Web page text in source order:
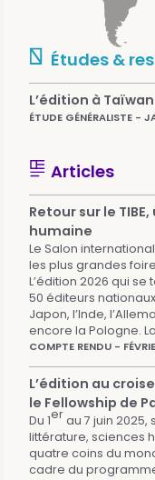
Études &
L’édition à Taïwan
ÉTUDE GÉNÉRALISTE -
Articles
Retour sur le
humaine
Le Salon
les plus grandes
L’édition 2026 qui
50 éditeurs
Japon, l’Inde,
encore la Pologne.
COMPTE RENDU -
L’édition au
le Fellowship de
Du 1erau 7 juin
littérature, sciences
quatre coins du
cadre du